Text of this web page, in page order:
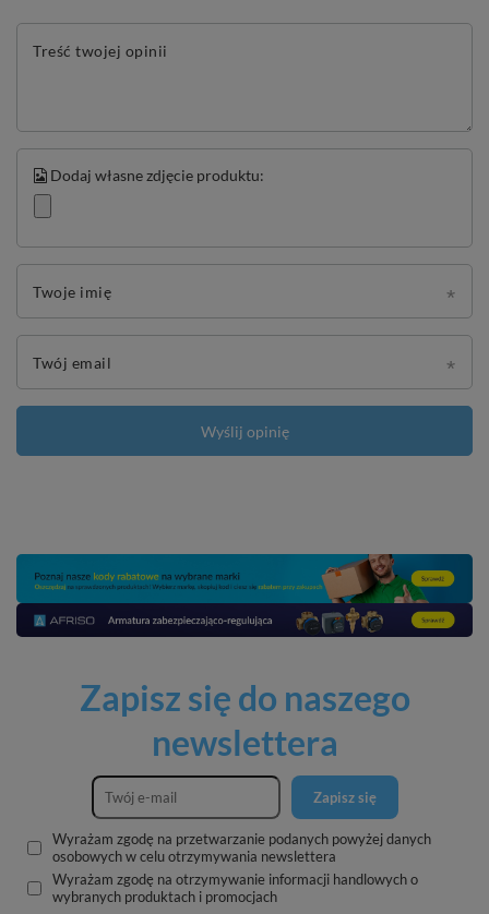
Treść twojej opinii
Dodaj własne zdjęcie produktu:
Twoje imię
Twój email
Wyślij opinię
Zapisz się do naszego
newslettera
Zapisz się
Wyrażam zgodę na przetwarzanie podanych powyżej danych
osobowych w celu otrzymywania newslettera
Wyrażam zgodę na otrzymywanie informacji handlowych o
wybranych produktach i promocjach